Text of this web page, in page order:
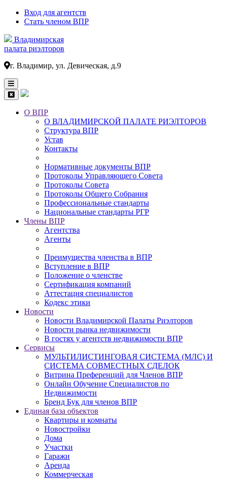
Вход для агентств
Стать членом ВПР
Владимирская
палата риэлторов
г. Владимир, ул. Девическая, д.9
Основная
навигация
О ВПР
О ВЛАДИМИРСКОЙ ПАЛАТЕ РИЭЛТОРОВ
Структура ВПР
Устав
Контакты
Нормативные документы ВПР
Протоколы Управляющего Совета
Протоколы Совета
Протоколы Общего Собрания
Профессиональные стандарты
Национальные стандарты РГР
Члены ВПР
Агентства
Агенты
Преимущества членства в ВПР
Вступление в ВПР
Положение о членстве
Сертификация компаний
Аттестация специалистов
Кодекс этики
Новости
Новости Владимирской Палаты Риэлторов
Новости рынка недвижимости
В гостях у агентств недвижимости ВПР
Сервисы
МУЛЬТИЛИСТИНГОВАЯ СИСТЕМА (МЛС) И
СИСТЕМА СОВМЕСТНЫХ СДЕЛОК
Витрина Преференций для Членов ВПР
Онлайн Обучение Специалистов по
Недвижимости
Бренд Бук для членов ВПР
Единая база объектов
Квартиры и комнаты
Новостройки
Дома
Участки
Гаражи
Аренда
Коммерческая